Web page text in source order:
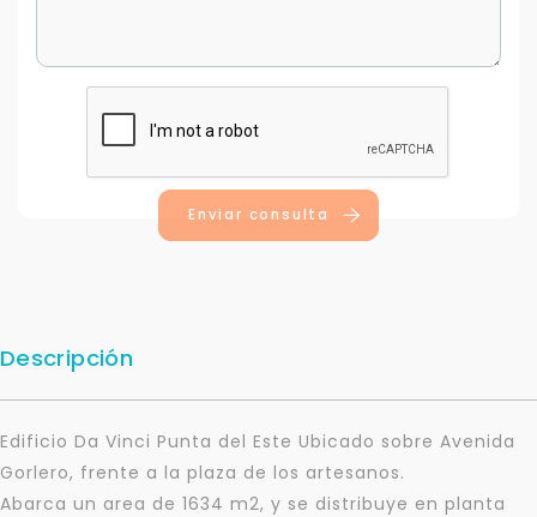
Enviar consulta
Descripción
Edificio Da Vinci Punta del Este Ubicado sobre Avenida
Gorlero, frente a la plaza de los artesanos.
Abarca un area de 1634 m2, y se distribuye en planta